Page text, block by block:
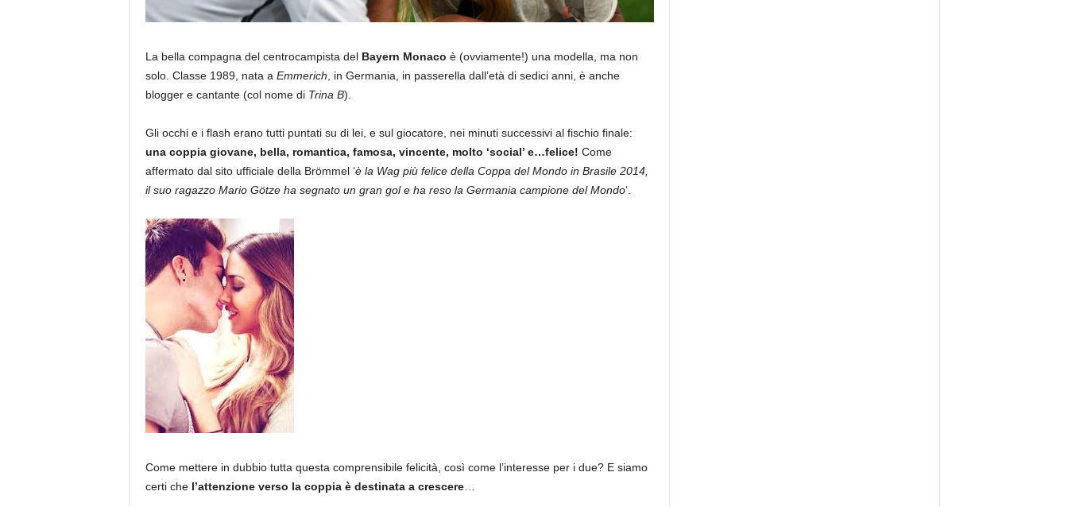
La bella compagna del centrocampista del Bayern Monaco è (ovviamente!) una modella, ma non
solo. Classe 1989, nata a Emmerich , in Germania, in passerella dall’età di sedici anni, è anche
blogger e cantante (col nome di Trina B).
Gli occhi e i flash erano tutti puntati su di lei, e sul giocatore, nei minuti successivi al fischio finale:
una coppia giovane, bella, romantica, famosa, vincente, molto ‘social’ e…felice! Come
affermato dal sito ufficiale della Brömmel ‘è la Wag più felice della Coppa del Mondo in Brasile 2014,
il suo ragazzo Mario Götze ha segnato un gran gol e ha reso la Germania campione del Mondo‘.
Come mettere in dubbio tutta questa comprensibile felicità, così come l’interesse per i due? E siamo
certi che l’attenzione verso la coppia è destinata a crescere…